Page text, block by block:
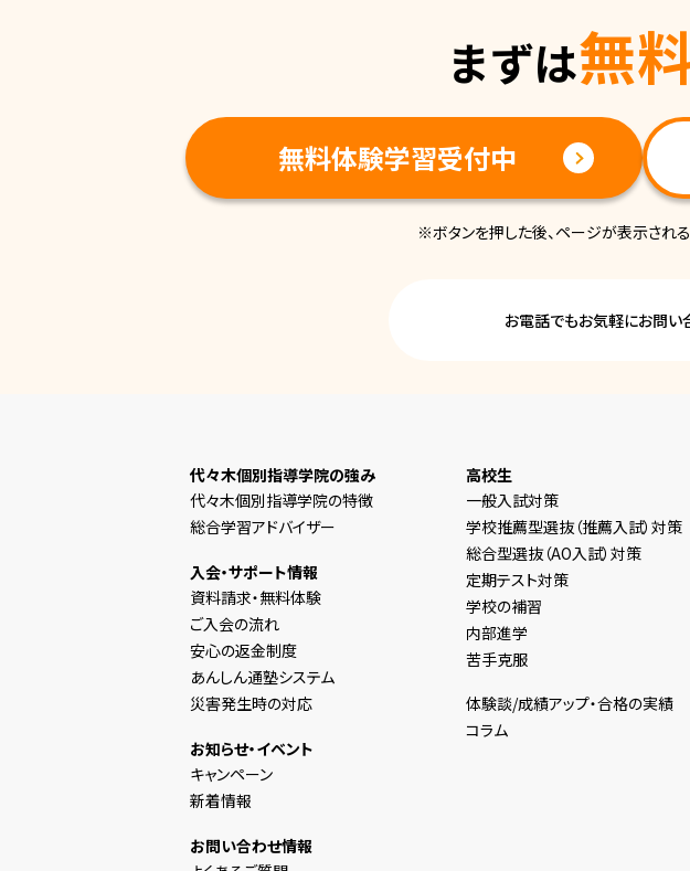
まずは無
無料体験学習受付中
※ボタンを押した後、ページが表示され
お電話でもお気軽にお問い
代々木個別指導学院の強み
代々木個別指導学院の特徴
総合学習アドバイザー
入会・サポート情報
資料請求・無料体験
ご入会の流れ
安心の返金制度
あんしん通塾システム
災害発生時の対応
お知らせ・イベント
キャンペーン
新着情報
お問い合わせ情報
高校生
一般入試対策
学校推薦型選抜（推薦入試）対策
総合型選抜（AO入試）対策
定期テスト対策
学校の補習
内部進学
苦手克服
体験談/成績アップ・合格の実績
コラム